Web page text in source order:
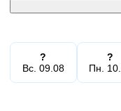
?
Вс. 09.08
?
Пн.